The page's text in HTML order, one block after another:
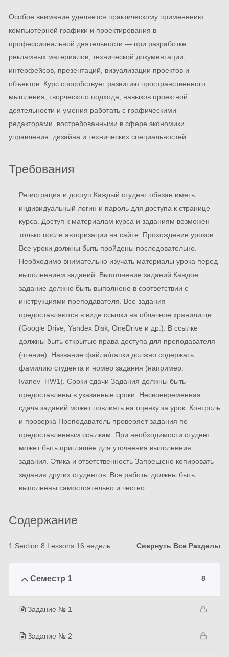
Особое внимание уделяется практическому применению
компьютерной графики и проектирования в
профессиональной деятельности — при разработке
рекламных материалов, технической документации,
интерфейсов, презентаций, визуализации проектов и
объектов. Курс способствует развитию пространственного
мышления, творческого подхода, навыков проектной
деятельности и умения работать с графическими
редакторами, востребованными в сфере экономики,
управления, дизайна и технических специальностей.
Требования
Регистрация и доступ Каждый студент обязан иметь
индивидуальный логин и пароль для доступа к странице
курса. Доступ к материалам курса и заданиям возможен
только после авторизации на сайте. Прохождение уроков
Все уроки должны быть пройдены последовательно.
Необходимо внимательно изучать материалы урока перед
выполнением заданий. Выполнение заданий Каждое
задание должно быть выполнено в соответствии с
инструкциями преподавателя. Все задания
предоставляются в виде ссылки на облачное хранилище
(Google Drive, Yandex Disk, OneDrive и др.). В ссылке
должны быть открытые права доступа для преподавателя
(чтение). Название файла/папки должно содержать
фамилию студента и номер задания (например:
Ivanov_HW1). Сроки сдачи Задания должны быть
предоставлены в указанные сроки. Несвоевременная
сдача заданий может повлиять на оценку за урок. Контроль
и проверка Преподаватель проверяет задания по
предоставленным ссылкам. При необходимости студент
может быть приглашён для уточнения выполнения
задания. Этика и ответственность Запрещено копировать
задания других студентов. Все работы должны быть
выполнены самостоятельно и честно.
Содержание
1 Section 8 Lessons 16 недель Свернуть Все Разделы
Семестр 1 8
Задание № 1
Задание № 2